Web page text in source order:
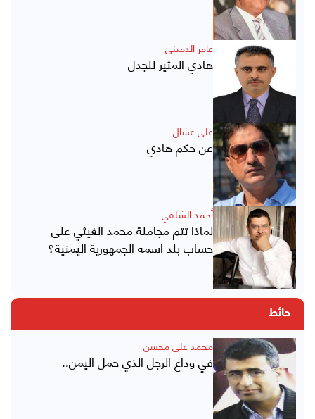
عامر الدميني
هادي المثير للجدل
علي عشال
عن حكم هادي
أحمد الشلفي
لماذا تتم مجاملة محمد الغيثي على
حساب بلد اسمه الجمهورية اليمنية؟
حائط
محمد علي محسن
في وداع الرجل الذي حمل اليمن..